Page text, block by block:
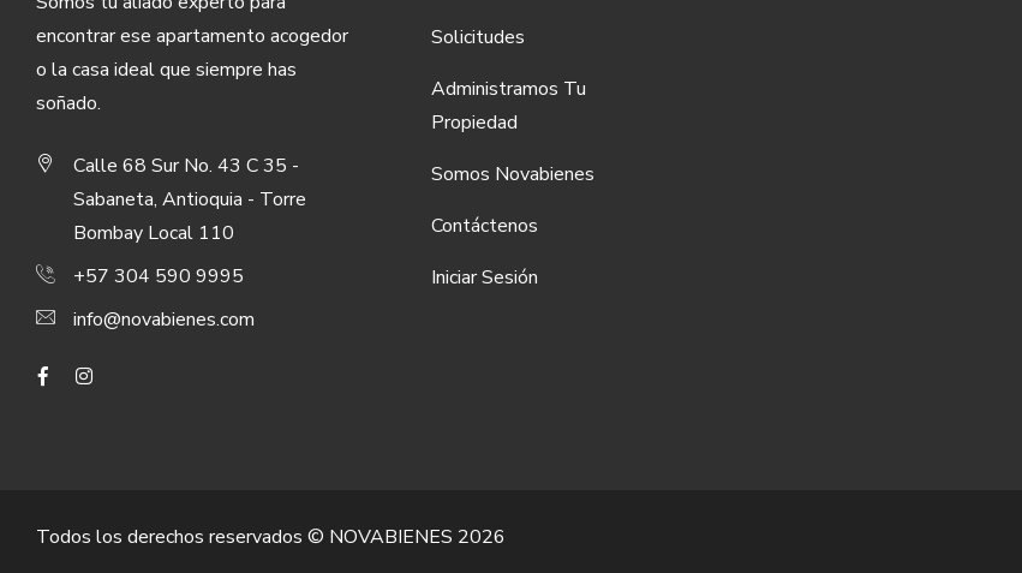
encontrar ese apartamento acogedor
o la casa ideal que siempre has
soñado.
Calle 68 Sur No. 43 C 35 -
Sabaneta, Antioquia - Torre
Bombay Local 110
+57 304 590 9995
info@novabienes.com
Solicitudes
Administramos Tu
Propiedad
Somos Novabienes
Contáctenos
Iniciar Sesión
Todos los derechos reservados © NOVABIENES 2026